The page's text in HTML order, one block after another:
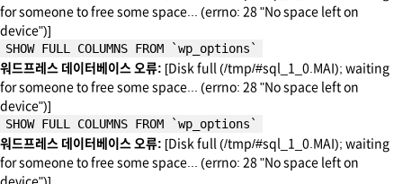
for someone to free some space... (errno: 28 "No space left on
device")]
SHOW FULL COLUMNS FROM `wp_options`
워드프레스 데이터베이스 오류: [Disk full (/tmp/#sql_1_0.MAI); waiting
for someone to free some space... (errno: 28 "No space left on
device")]
SHOW FULL COLUMNS FROM `wp_options`
워드프레스 데이터베이스 오류: [Disk full (/tmp/#sql_1_0.MAI); waiting
for someone to free some space... (errno: 28 "No space left on
device")]